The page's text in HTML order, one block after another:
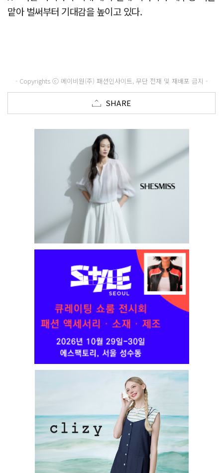
맡아 벌써부터 기대감을 높이고 있다.
- Copyrights ⓒ 메이비원(주) 패션인사이트, 무단 전재 및 재배포 금지 -
SHARE